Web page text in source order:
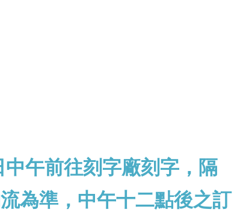
午前往刻字廠刻字，隔
為準，中午十二點後之訂